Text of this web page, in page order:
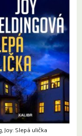
Joy: Slepá ulička